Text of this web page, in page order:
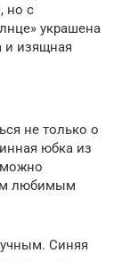
но с
украшена
и изящная
не только о
юбка из
можно
любимым
Синяя